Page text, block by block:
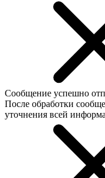
Сообщение успешно
После обработки
уточнения всей